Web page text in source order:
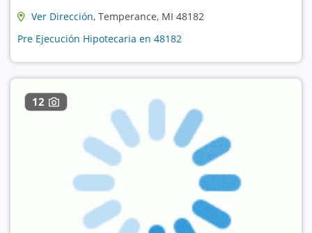
Ver Dirección, Temperance, MI 48182
Pre Ejecución Hipotecaria en 48182
12